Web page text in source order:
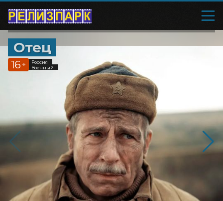
Отец
16 +
Россия
Военный